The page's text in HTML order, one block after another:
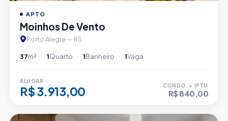
APTO
Moinhos De Vento
Porto Alegre — RS
37m² 1Quarto 1Banheiro 1Vaga
ALUGAR
R$ 3.913,00 CONDO. + IPTU
R$ 840,00